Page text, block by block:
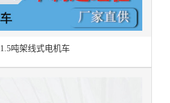
1.5吨架线式电机车